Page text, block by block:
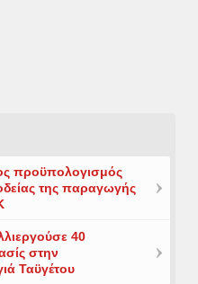
προϋπολογισμός
της παραγωγής
40
στην
Ταϋγέτου